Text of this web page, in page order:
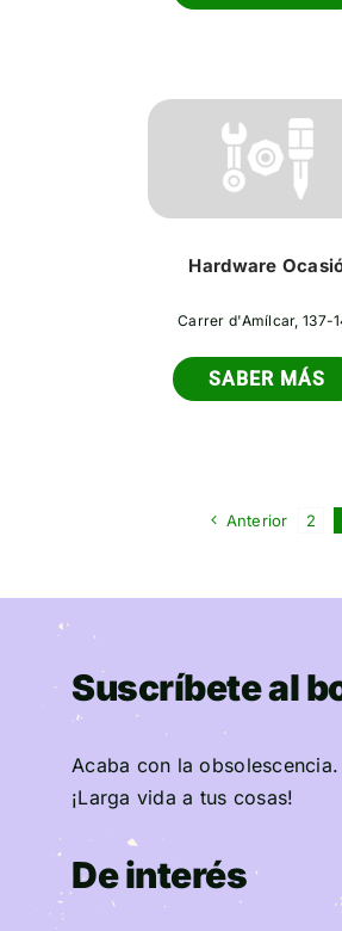
Hardware
Carrer d'Amílcar, 137-
SABER MÁS
Anterior 2
Suscríbete al
Acaba con la obsolescencia.
¡Larga vida a tus cosas!
De interés